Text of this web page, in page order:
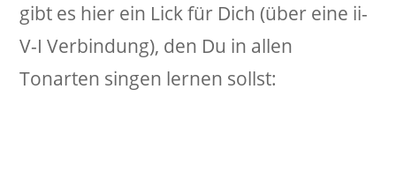
gibt es hier ein Lick für Dich (über eine ii-
V-I Verbindung), den Du in allen
Tonarten singen lernen sollst: